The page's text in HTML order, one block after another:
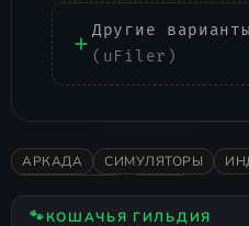
Другие
(uFiler)
АРКАДА СИМУЛЯТОРЫ
🐾КОШАЧЬЯ ГИЛЬДИЯ